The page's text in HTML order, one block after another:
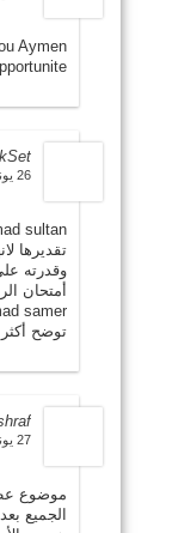
Aymen
26 يونيو، 2010 في 5:58 م
تقديرها
وقدرته
أمتحان
توضح
27 يونيو، 2010 في 3:41 م
موضوع
الجميع